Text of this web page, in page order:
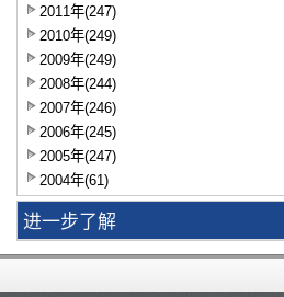
2011年(247)
2010年(249)
2009年(249)
2008年(244)
2007年(246)
2006年(245)
2005年(247)
2004年(61)
进一步了解
智识拣股
市况评论